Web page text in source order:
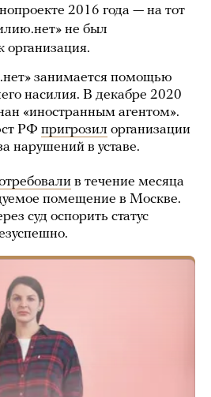
2016 года — на тот
не был
организация.
занимается помощью
насилия. В декабре 2020
«иностранным агентом».
РФ пригрозил организации
нарушений в уставе.
в течение месяца
помещение в Москве.
суд оспорить статус